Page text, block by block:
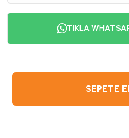
TIKLA
SEPETE